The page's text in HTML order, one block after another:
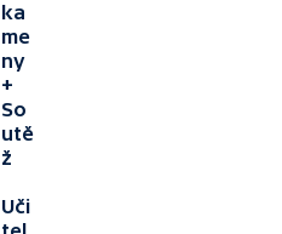
ka
me
ny
+
So
utě
ž
Uči